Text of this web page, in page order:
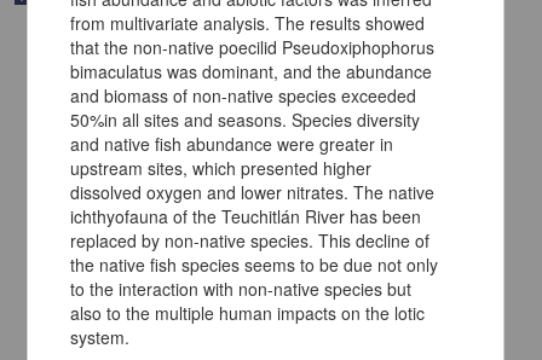
Revision of some springtail taxa of the subfamily Pseudachorutinae
from multivariate analysis. The results showed
that the non-native poecilid Pseudoxiphophorus
bimaculatus was dominant, and the abundance
and biomass of non-native species exceeded
50%in all sites and seasons. Species diversity
and native fish abundance were greater in
upstream sites, which presented higher
dissolved oxygen and lower nitrates. The native
ichthyofauna of the Teuchitlán River has been
replaced by non-native species. This decline of
the native fish species seems to be due not only
to the interaction with non-native species but
also to the multiple human impacts on the lotic
system.